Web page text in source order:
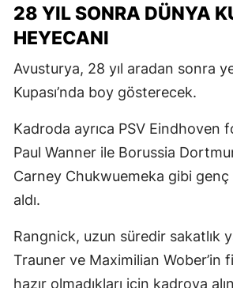
28 YIL SONRA DÜNYA
HEYECANI
Avusturya, 28 yıl aradan sonra
Kupası’nda boy gösterecek.
Kadroda ayrıca PSV Eindhoven
Paul Wanner ile Borussia
Carney Chukwuemeka gibi genç
aldı.
Rangnick, uzun süredir sakatlık
Trauner ve Maximilian Wober’in
hazır olmadıkları için kadroya